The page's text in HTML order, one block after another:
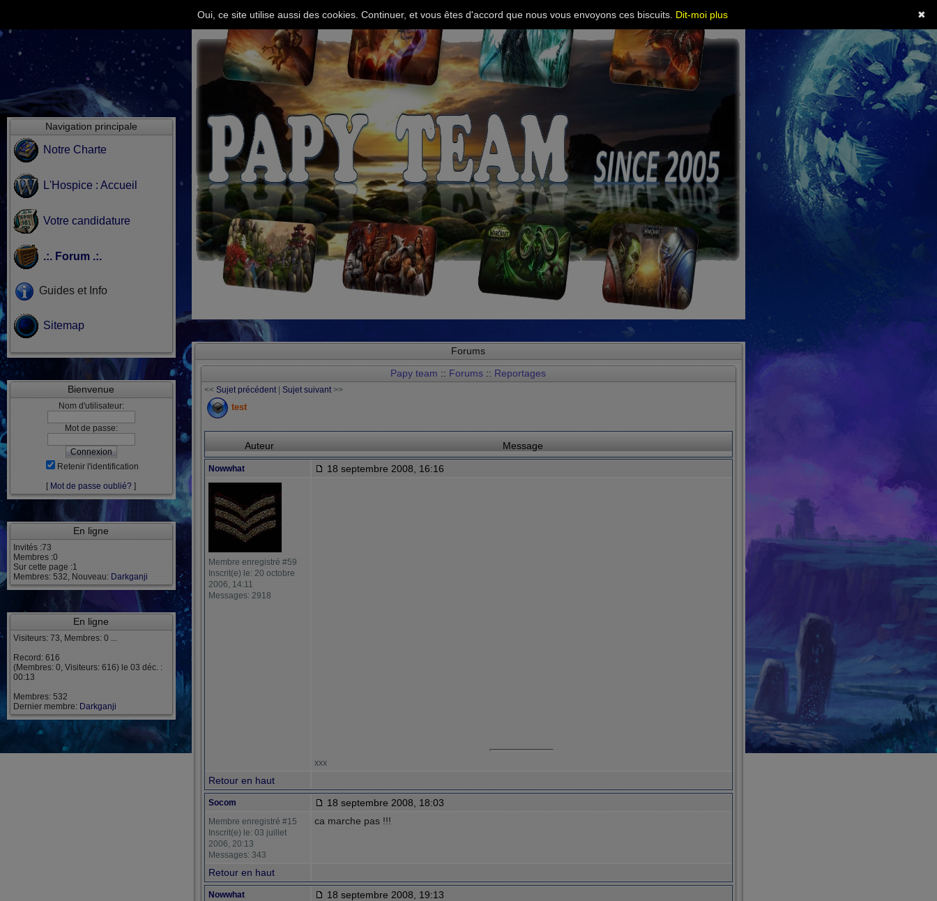
Navigation principale
Notre Charte
L'Hospice : Accueil
Votre candidature
.:. Forum .:.
Guides et Info
Sitemap
Bienvenue
Nom d'utilisateur:
Mot de passe:
Retenir l'identification
[ Mot de passe oublié? ]
En ligne
Invités :73
Membres :0
Sur cette page :1
Membres: 532, Nouveau: Darkganji
En ligne
Visiteurs: 73, Membres: 0 ...
Record: 616
(Membres: 0, Visiteurs: 616) le 03 déc. :
00:13
Membres: 532
Dernier membre: Darkganji
Forums
Papy team :: Forums :: Reportages
<< Sujet précédent| Sujet suivant>>
test
Auteur Message
Nowwhat 18 septembre 2008, 16:16
Membre enregistré #59
Inscrit(e) le: 20 octobre
2006, 14:11
Messages: 2918
xxx
Retour en haut
Socom 18 septembre 2008, 18:03
Membre enregistré #15
Inscrit(e) le: 03 juillet
2006, 20:13
Messages: 343
ca marche pas !!!
Retour en haut
Nowwhat 18 septembre 2008, 19:13
✖
Oui, ce site utilise aussi des cookies. Continuer, et vous êtes d'accord que nous vous envoyons ces biscuits. Dit-moi plus